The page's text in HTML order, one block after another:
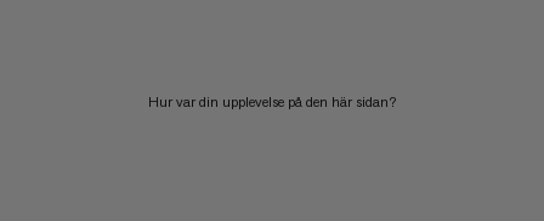
Hur var din upplevelse på den här sidan?